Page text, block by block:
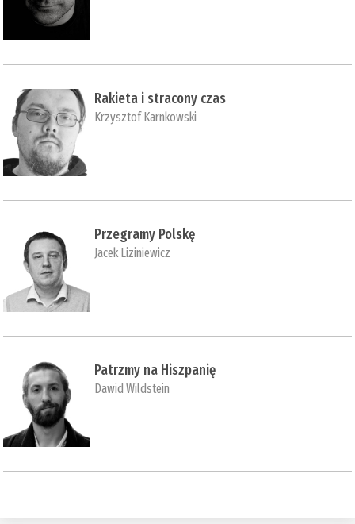
Rakieta i stracony czas
Krzysztof Karnkowski
Przegramy Polskę
Jacek Liziniewicz
Patrzmy na Hiszpanię
Dawid Wildstein